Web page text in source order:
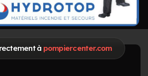
à pompiercenter.com
à 15:08
le 17/07/2023 à 16:46